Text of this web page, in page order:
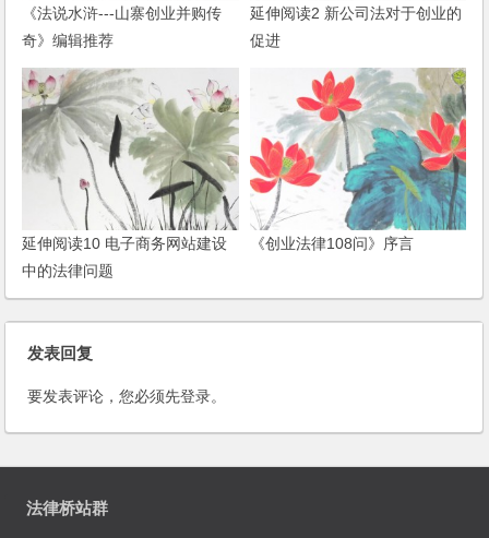
《法说水浒---山寨创业并购传
奇》编辑推荐
延伸阅读2 新公司法对于创业的
促进
延伸阅读10 电子商务网站建设
中的法律问题
《创业法律108问》序言
发表回复
要发表评论，您必须先登录。
法律桥站群